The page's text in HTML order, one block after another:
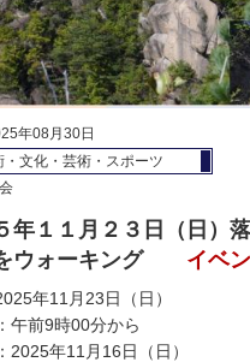
年08月30日
・文化・芸術・スポーツ
年１１月２３日（日）
ウォーキング
イベ
年11月23日（日）
午前9時00分から
2025年11月16日（日）